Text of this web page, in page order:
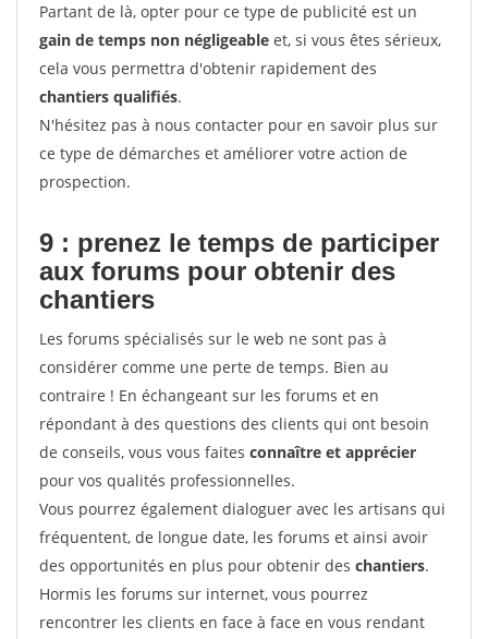
Partant de là, opter pour ce type de publicité est un
gain de temps non négligeable et, si vous êtes sérieux,
cela vous permettra d'obtenir rapidement des
chantiers qualifiés.
N'hésitez pas à nous contacter pour en savoir plus sur
ce type de démarches et améliorer votre action de
prospection.
9 : prenez le temps de participer
aux forums pour obtenir des
chantiers
Les forums spécialisés sur le web ne sont pas à
considérer comme une perte de temps. Bien au
contraire ! En échangeant sur les forums et en
répondant à des questions des clients qui ont besoin
de conseils, vous vous faites connaître et apprécier
pour vos qualités professionnelles.
Vous pourrez également dialoguer avec les artisans qui
fréquentent, de longue date, les forums et ainsi avoir
des opportunités en plus pour obtenir des chantiers.
Hormis les forums sur internet, vous pourrez
rencontrer les clients en face à face en vous rendant